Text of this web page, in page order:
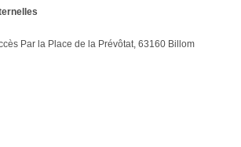
Par la Place de la Prévôtat, 63160 Billom